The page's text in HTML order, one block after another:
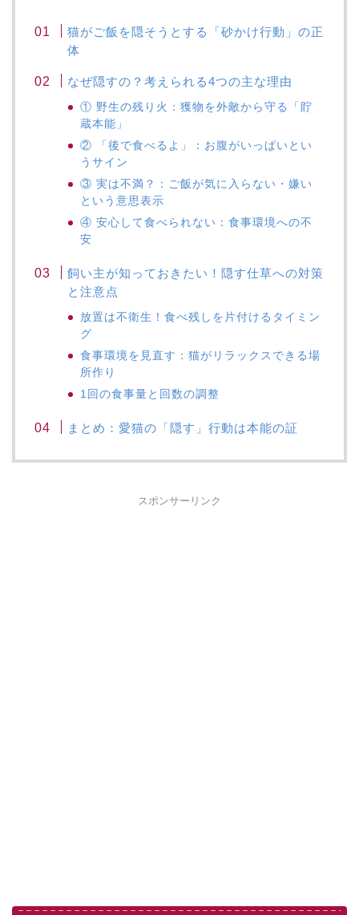
猫がご飯を隠そうとする「砂かけ行動」の正
体
なぜ隠すの？考えられる4つの主な理由
① 野生の残り火：獲物を外敵から守る「貯
蔵本能」
② 「後で食べるよ」：お腹がいっぱいとい
うサイン
③ 実は不満？：ご飯が気に入らない・嫌い
という意思表示
④ 安心して食べられない：食事環境への不
安
飼い主が知っておきたい！隠す仕草への対策
と注意点
放置は不衛生！食べ残しを片付けるタイミン
グ
食事環境を見直す：猫がリラックスできる場
所作り
1回の食事量と回数の調整
まとめ：愛猫の「隠す」行動は本能の証
スポンサーリンク